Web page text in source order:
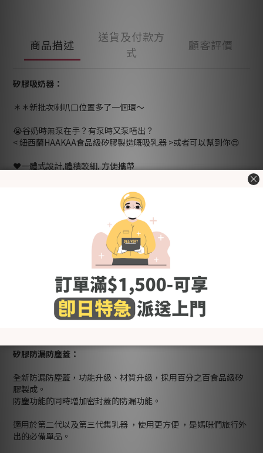
商品描述
送貨及付款方
式
顧客評價
矽膠吸奶器：
＊＊新批次喇叭口位置多了一個環～
😭谷奶時無泵在手？有泵時又泵唔出？
< 紐西蘭HAAKAA食品級矽膠製造嘅吸乳器 >或者可以幫到你😍
❤️一體式設計,體積較細, 方便攜帶
按壓瓶身後再吸附於乳房上面,就可產生自然吸力將母乳吸出. 特別
❤️ 餵哺時收集每滴珍貴的母乳
奶陣2邊一齊黎, 餵哺時可用於儲起另一邊漏出嘅奶.滴滴皆辛苦, 一
滴都不要浪費
製造成份為100％食品級矽膠. 無 BPA,PVC ,鄰苯二甲酸酯,媽媽們
可安心使用☺️
矽膠防漏防塵蓋：
全新防漏防塵蓋，功能升級、材質升級，採用百分之百食品級矽
膠製成。
防塵功能的同時增加密封蓋的防漏功能。
適用於第二代以及第三代集乳器 ，使用更方便 ，是媽咪們旅行外
出的必備單品。